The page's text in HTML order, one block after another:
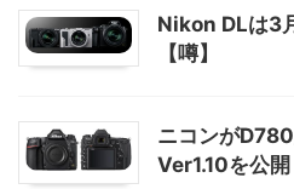
Nikon DLは3
【噂】
ニコンが
Ver1.10を公開